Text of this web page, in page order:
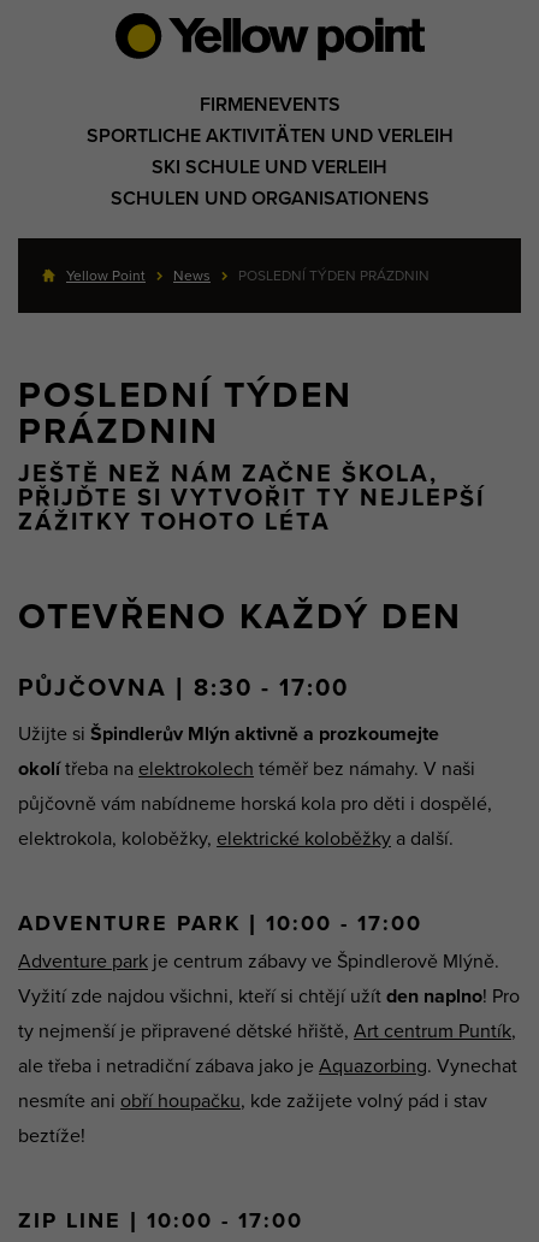
FIRMENEVENTS
SPORTLICHE AKTIVITÄTEN UND VERLEIH
SKI SCHULE UND VERLEIH
SCHULEN UND ORGANISATIONENS
Yellow Point News POSLEDNÍ TÝDEN PRÁZDNIN
POSLEDNÍ TÝDEN
PRÁZDNIN
JEŠTĚ NEŽ NÁM ZAČNE ŠKOLA,
PŘIJĎTE SI VYTVOŘIT TY NEJLEPŠÍ
ZÁŽITKY TOHOTO LÉTA
OTEVŘENO KAŽDÝ DEN
PŮJČOVNA | 8:30 - 17:00
Užijte si Špindlerův Mlýn aktivně a prozkoumejte
okolítřeba na elektrokolech téměř bez námahy. V naši
půjčovně vám nabídneme horská kola pro děti i dospělé,
elektrokola, koloběžky, elektrické koloběžky a další.
ADVENTURE PARK | 10:00 - 17:00
Adventure park je centrum zábavy ve Špindlerově Mlýně.
Vyžití zde najdou všichni, kteří si chtějí užít den naplno! Pro
ty nejmenší je připravené dětské hřiště, Art centrum Puntík,
ale třeba i netradiční zábava jako je Aquazorbing. Vynechat
nesmíte ani obří houpačku, kde zažijete volný pád i stav
beztíže!
ZIP LINE | 10:00 - 17:00